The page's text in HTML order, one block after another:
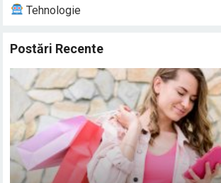
Tehnologie
Postări Recente